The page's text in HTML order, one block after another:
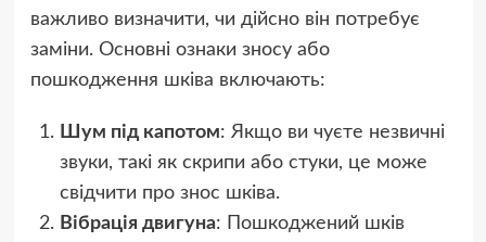
важливо визначити, чи дійсно він потребує
заміни. Основні ознаки зносу або
пошкодження шківа включають:
Шум під капотом: Якщо ви чуєте незвичні
звуки, такі як скрипи або стуки, це може
свідчити про знос шківа.
Вібрація двигуна: Пошкоджений шків